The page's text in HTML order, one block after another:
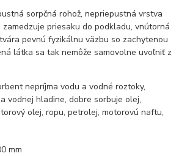
sorpčná rohož, nepriepustná vrstva
priesaku do podkladu, vnútorná
pevnú fyzikálnu väzbu so zachytenou
látka sa tak nemôže samovolne uvoľniť z
nepríjma vodu a vodné roztoky,
vodnej hladine, dobre sorbuje olej,
olej, ropu, petrolej, motorovú naftu,
mm